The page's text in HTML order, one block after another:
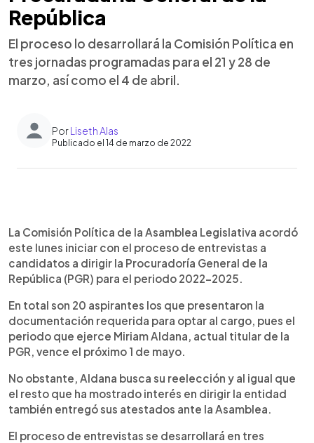
República
El proceso lo desarrollará la Comisión Política en
tres jornadas programadas para el 21 y 28 de
marzo, así como el 4 de abril.
PorLiseth Alas
Publicado el 14 de marzo de 2022
► Escuchar artículo
La Comisión Política de la Asamblea Legislativa acordó
este lunes iniciar con el proceso de entrevistas a
candidatos a dirigir la Procuradoría General de la
República (PGR) para el periodo 2022-2025.
En total son 20 aspirantes los que presentaron la
documentación requerida para optar al cargo, pues el
periodo que ejerce Miriam Aldana, actual titular de la
PGR, vence el próximo 1 de mayo.
No obstante, Aldana busca su reelección y al igual que
el resto que ha mostrado interés en dirigir la entidad
también entregó sus atestados ante la Asamblea.
El proceso de entrevistas se desarrollará en tres